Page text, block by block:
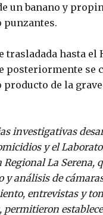
un banano y
trasladada hasta el
posteriormente se
de la
investigativas
y el
La Serena,
y análisis de
entrevistas y
permitieron